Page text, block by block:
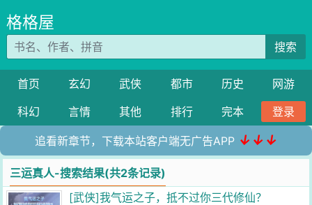
格格屋
搜索
首页 玄幻 武侠 都市 历史
网游
科幻
言情 其他 排行 完本 登录
追看新章节，下载本站客户端无广告APP ↓↓↓
三运真人-搜索结果(共2条记录)
[武侠]我气运之子，抵不过你三代修仙？